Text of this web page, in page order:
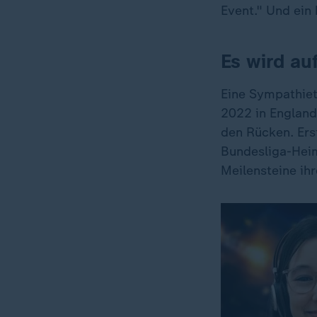
Event." Und
Es wird
Eine
2022 in
den Rücken.
Bundesliga-
Meilensteine